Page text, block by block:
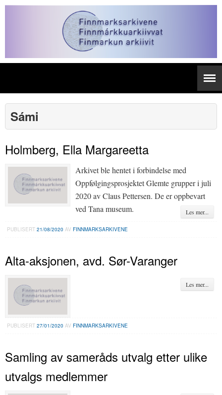
Sámi
Holmberg, Ella Margareetta
Arkivet ble hentet i forbindelse med
Oppfølgingsprosjektet Glemte grupper i juli
2020 av Claus Pettersen. De er oppbevart
ved Tana museum.
Les mer...
PUBLISERT21/08/2020 AVFINNMARKSARKIVENE
Alta-aksjonen, avd. Sør-Varanger
Les mer...
PUBLISERT27/01/2020 AVFINNMARKSARKIVENE
Samling av sameråds utvalg etter ulike
utvalgs medlemmer